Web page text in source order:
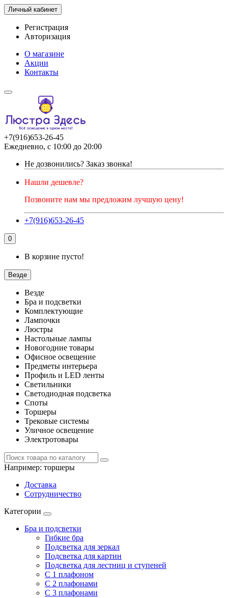
Личный кабинет
Регистрация
Авторизация
О магазине
Акции
Контакты
+7(916)653-26-45
Ежедневно, с 10:00 до 20:00
Не дозвонились? Заказ звонка!
Нашли дешевле?
Позвоните нам мы предложим лучшую цену!
+7(916)653-26-45
0
В корзине пусто!
Везде
Везде
Бра и подсветки
Комплектующие
Лампочки
Люстры
Настольные лампы
Новогодние товары
Офисное освещение
Предметы интерьера
Профиль и LED ленты
Светильники
Светодиодная подсветка
Споты
Торшеры
Трековые системы
Уличное освещение
Электротовары
Например: торшеры
Доставка
Сотрудничество
Категории
Бра и подсветки
Гибкие бра
Подсветка для зеркал
Подсветка для картин
Подсветка для лестниц и ступеней
С 1 плафоном
С 2 плафонами
С 3 плафонами